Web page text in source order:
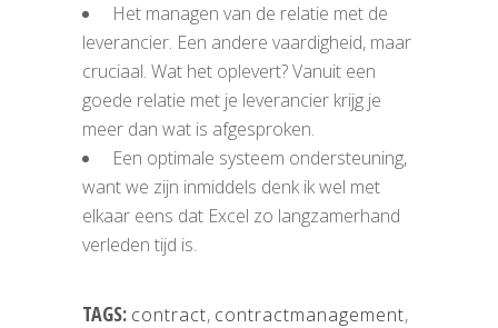
Het managen van de relatie met de
leverancier. Een andere vaardigheid, maar
cruciaal. Wat het oplevert? Vanuit een
goede relatie met je leverancier krijg je
meer dan wat is afgesproken.
Een optimale systeem ondersteuning,
want we zijn inmiddels denk ik wel met
elkaar eens dat Excel zo langzamerhand
verleden tijd is.
TAGS: contract, contractmanagement,